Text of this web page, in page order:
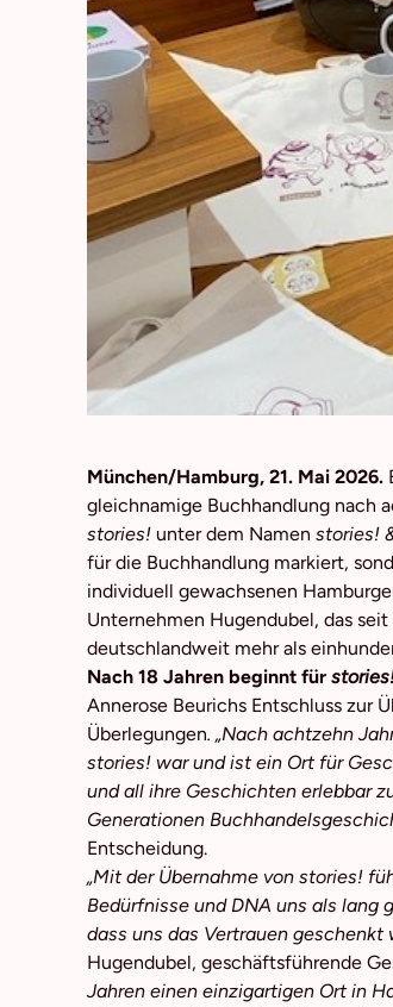
München/Hamburg, 21. Mai 2026.
gleichnamige Buchhandlung nach
stories! unter dem Namenstories!
für die Buchhandlung markiert,
individuell gewachsenen
Unternehmen Hugendubel, das
deutschlandweit mehr als
Nach 18 Jahren beginnt für
Annerose Beurichs Entschluss zur
Überlegungen. „Nach achtzehn
stories! war und ist ein Ort für
und all ihre Geschichten erlebbar
Generationen
Entscheidung.
„Mit der Übernahme von stories!
Bedürfnisse und DNA uns als lang
dass uns das Vertrauen
Hugendubel, geschäftsführende
Jahren einen einzigartigen Ort in